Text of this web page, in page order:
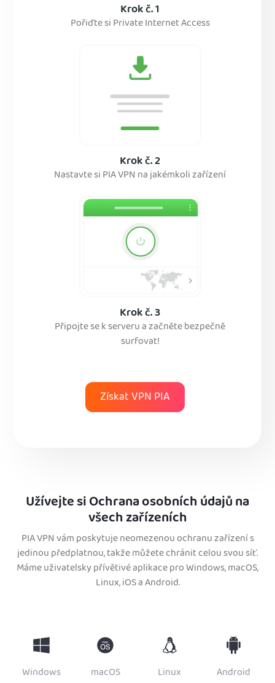
Krok č. 1
Pořiďte si Private Internet Access
Krok č. 2
Nastavte si PIA VPN na jakémkoli zařízení
Krok č. 3
Připojte se k serveru a začněte bezpečně
surfovat!
Získat VPN PIA
Užívejte si Ochrana osobních údajů na
všech zařízeních
PIA VPN vám poskytuje neomezenou ochranu zařízení s
jedinou předplatnou, takže můžete chránit celou svou síť.
Máme uživatelsky přívětivé aplikace pro Windows, macOS,
Linux, iOS a Android.
Windows macOS Linux Android